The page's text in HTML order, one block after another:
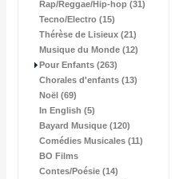
Rap/Reggae/Hip-hop (31)
Tecno/Electro (15)
Thérèse de Lisieux (21)
Musique du Monde (12)
Pour Enfants (263)
Chorales d'enfants (13)
Noël (69)
In English (5)
Bayard Musique (120)
Comédies Musicales (11)
BO Films
Contes/Poésie (14)